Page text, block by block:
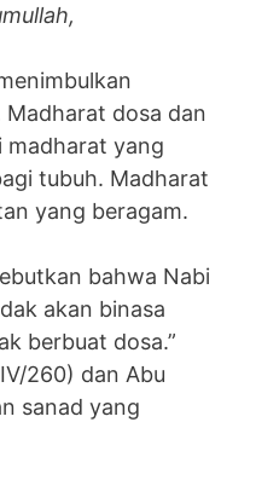
dosa dan
madharat yang
tubuh. Madharat
yang beragam.
bahwa Nabi
berbuat dosa.”
260) dan Abu
sanad yang